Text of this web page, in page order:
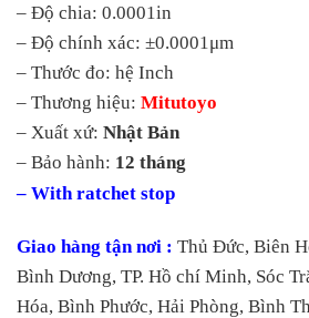
– Độ chia: 0.0001in
– Độ chính xác: ±0.0001μm
– Thước đo: hệ Inch
– Thương hiệu: Mitutoyo
– Xuất xứ: Nhật Bản
– Bảo hành: 12 tháng
– With ratchet stop
Giao hàng tận nơi : Thủ Đức, Biên
Bình Dương, TP. Hồ chí Minh, Sóc
Hóa, Bình Phước, Hải Phòng, Bình